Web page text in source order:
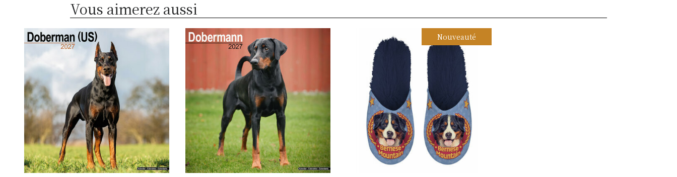
Vous aimerez aussi
Nouveauté